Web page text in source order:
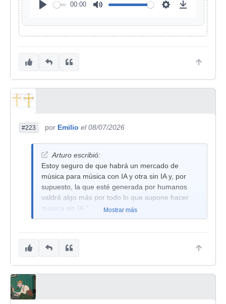
00:00
#223 por Emilio el 08/07/2026
Arturo escribió:
Estoy seguro de que habrá un mercado de
música para música con IA y otra sin IA y, por
supuesto, la que esté generada por humanos
valdrá algo más por todo lo que supone hacer
música sin IA."
heptiada: nada menos que las siete notas de la
existido la IA le hubiera dicho que ese acorde "no
Mostrar más